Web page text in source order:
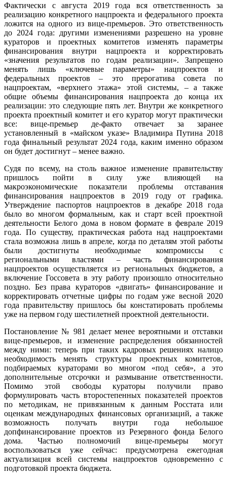
Фактически с августа 2019 года вся ответственность за
реализацию конкретного нацпроекта и федерального проекта
ложится на одного из вице-премьеров. Это ответственность
до 2024 года: другими изменениями разрешено на уровне
кураторов и проектных комитетов изменять параметры
финансирования внутри нацпроекта и корректировать
«значения результатов по годам реализации». Запрещено
менять лишь «ключевые параметры» нацпроектов и
федеральных проектов – это прерогатива совета по
нацпроектам, «верхнего этажа» этой системы, – а также
общие объемы финансирования нацпроекта до конца их
реализации: это следующие пять лет. Внутри же конкретного
проекта проектный комитет и его куратор могут практически
все: вице-премьер де-факто отвечает за заранее
установленный в «майском указе» Владимира Путина 2018
года финальный результат 2024 года, каким именно образом
он будет достигнут – менее важно.
Судя по всему, на столь важное изменение правительству
пришлось пойти в силу уже влияющей на
макроэкономические показатели проблемы отставания
финансирования нацпроектов в 2019 году от графика.
Утверждение паспортов нацпроектов в декабре 2018 года
было во многом формальным, как и старт всей проектной
деятельности Белого дома в новом формате в феврале 2019
года. По существу, практическая работа над нацпроектами
стала возможна лишь в апреле, когда по деталям этой работы
были достигнуты необходимые компромиссы с
региональными властями – часть финансирования
нацпроектов осуществляется из региональных бюджетов, а
включение Госсовета в эту работу произошло относительно
поздно. Без права кураторов «двигать» финансирование и
корректировать отчетные цифры по годам уже весной 2020
года правительству пришлось бы констатировать проблемы
уже на первом году шестилетней проектной деятельности.
Постановление № 981 делает менее вероятными и отставки
вице-премьеров, и изменение распределения обязанностей
между ними: теперь при таких кадровых решениях налицо
необходимость менять структуры проектных комитетов,
подбираемых кураторами во многом «под себя», а это
дополнительные отсрочки и размывание ответственности.
Помимо этой свободы кураторы получили право
формулировать часть второстепенных показателей проектов
по методикам, не привязанным к данным Росстата или
оценкам международных финансовых организаций, а также
возможность получать внутри года небольшое
допфинансирование проектов из Резервного фонда Белого
дома. Частью полномочий вице-премьеры могут
воспользоваться уже сейчас: предусмотрена ежегодная
актуализация всей системы нацпроектов одновременно с
подготовкой проекта бюджета.